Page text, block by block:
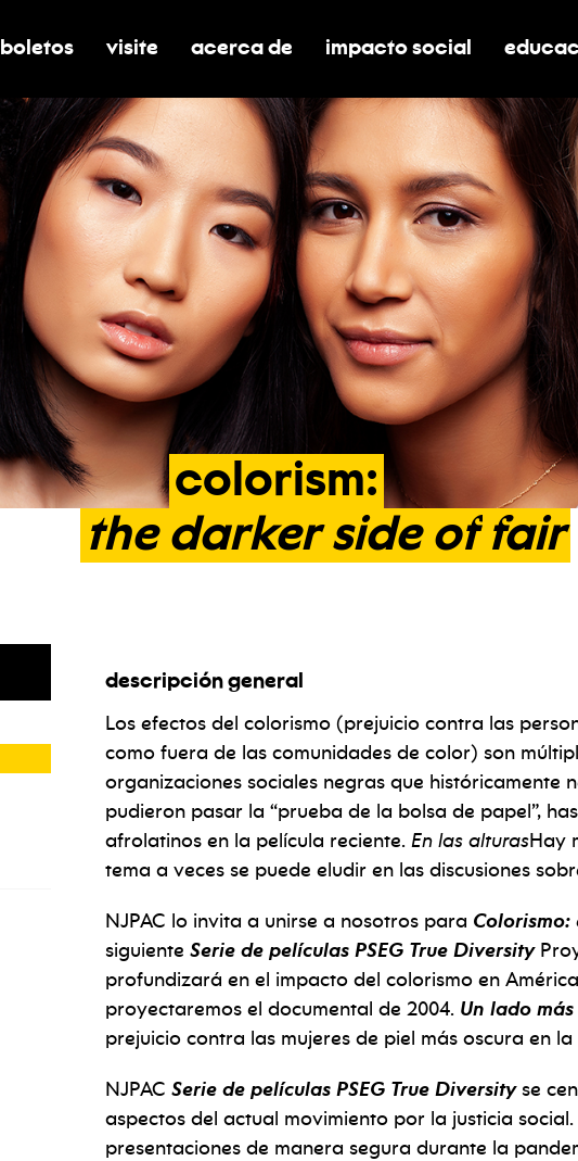
alternar submenú de boletos
boletos alternar submenú de visite
visite alternar submenú de acerca de
acerca de activar/desactivar el
impacto social
colorism:
the darker side of fair
descripción general
Los efectos del colorismo (prejuicio contra las
como fuera de las comunidades de color) son
organizaciones sociales negras que históricamente
pudieron pasar la “prueba de la bolsa de papel”,
afrolatinos en la película reciente. En las alturasHay
tema a veces se puede eludir en las discusiones
NJPAC lo invita a unirse a nosotros para
siguiente Serie de películas PSEG True Diversity
profundizará en el impacto del colorismo en
proyectaremos el documental de 2004. Un lado
prejuicio contra las mujeres de piel más oscura en la
NJPAC Serie de películas PSEG True Diversityse
aspectos del actual movimiento por la justicia
presentaciones de manera segura durante la